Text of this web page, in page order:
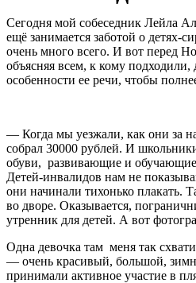
Сегодня мой собеседник Лейла
ещё занимается заботой о детях-
очень много всего. И вот перед
объясняя всем, к кому
особенности ее речи, чтобы
— Когда мы уезжали, как они за
собрал 30000 рублей. И
обуви, развивающие и обучающие
Детей-инвалидов нам не
они начинали тихонько плакать.
во дворе. Оказывается,
утренник для детей. А вот
Одна девочка там меня так
— очень красивый, большой,
принимали активное участие в